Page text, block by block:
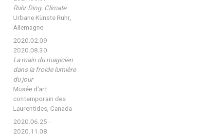
Ruhr Ding: Climate
Urbane Künste Ruhr,
Allemagne
2020.02.09 -
2020.08.30
La main du magicien
dans la froide lumière
du jour
Musée d'art
contemporain des
Laurentides, Canada
2020.06.25 -
2020.11.08